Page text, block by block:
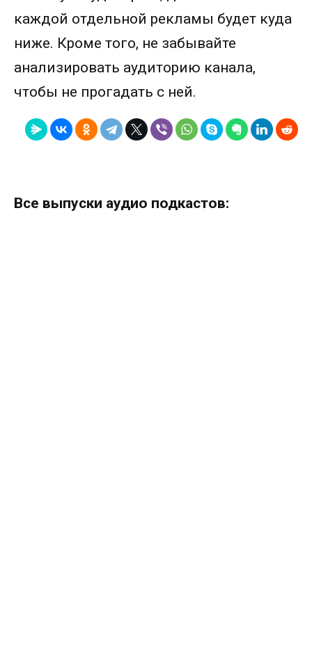
каждой отдельной рекламы будет куда
ниже. Кроме того, не забывайте
анализировать аудиторию канала,
чтобы не прогадать с ней.
Все выпуски аудио подкастов: